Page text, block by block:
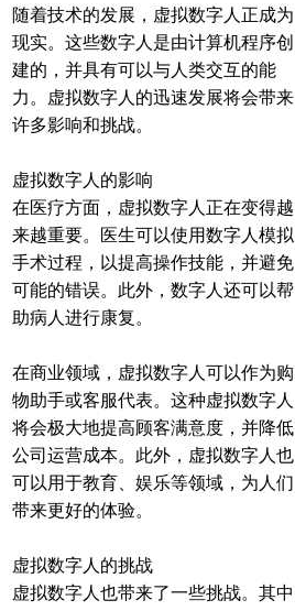
随着技术的发展，虚拟数字人正成为
现实。这些数字人是由计算机程序创
建的，并具有可以与人类交互的能
力。虚拟数字人的迅速发展将会带来
许多影响和挑战。
虚拟数字人的影响
在医疗方面，虚拟数字人正在变得越
来越重要。医生可以使用数字人模拟
手术过程，以提高操作技能，并避免
可能的错误。此外，数字人还可以帮
助病人进行康复。
在商业领域，虚拟数字人可以作为购
物助手或客服代表。这种虚拟数字人
将会极大地提高顾客满意度，并降低
公司运营成本。此外，虚拟数字人也
可以用于教育、娱乐等领域，为人们
带来更好的体验。
虚拟数字人的挑战
虚拟数字人也带来了一些挑战。其中